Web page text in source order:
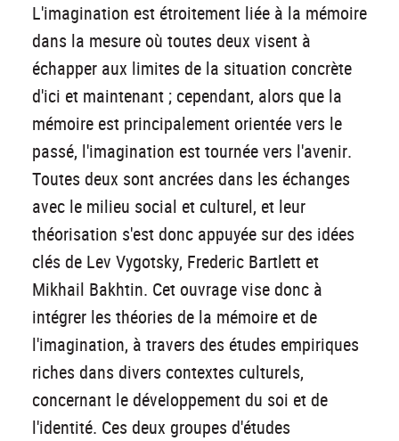
L'imagination est étroitement liée à la mémoire
dans la mesure où toutes deux visent à
échapper aux limites de la situation concrète
d'ici et maintenant ; cependant, alors que la
mémoire est principalement orientée vers le
passé, l'imagination est tournée vers l'avenir.
Toutes deux sont ancrées dans les échanges
avec le milieu social et culturel, et leur
théorisation s'est donc appuyée sur des idées
clés de Lev Vygotsky, Frederic Bartlett et
Mikhail Bakhtin. Cet ouvrage vise donc à
intégrer les théories de la mémoire et de
l'imagination, à travers des études empiriques
riches dans divers contextes culturels,
concernant le développement du soi et de
l'identité. Ces deux groupes d'études